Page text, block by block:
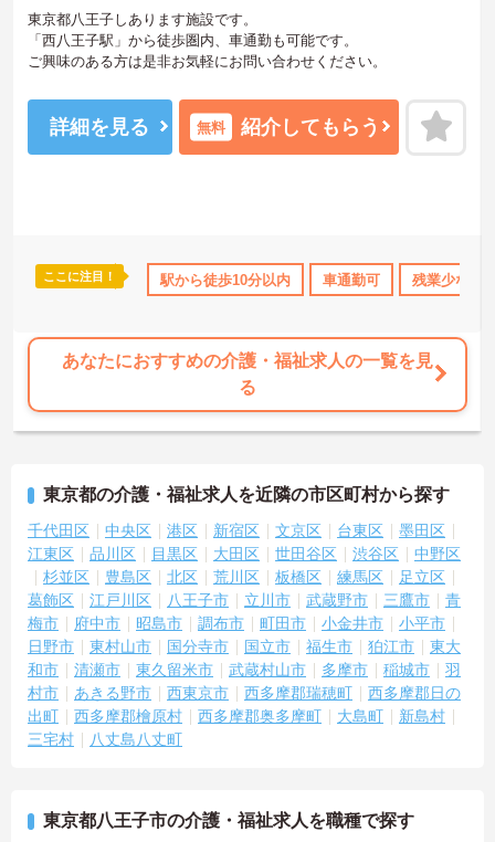
研修制度あり 産休･育休･介護休暇取得実績あり 高収入
東京都八王子しあります施設です。
「西八王子駅」から徒歩圏内、車通勤も可能です。
ご興味のある方は是非お気軽にお問い合わせください。
詳細を見る 無料 紹介してもらう
ここに注目！ 駅から徒歩10分以内 車通勤可 残業少なめ
あなたにおすすめの介護・福祉求人の一覧を見
る
東京都の介護・福祉求人を近隣の市区町村から探す
千代田区 中央区 港区 新宿区 文京区 台東区
墨田区
江東区
品川区 目黒区 大田区 世田谷区 渋谷区
中野区
杉並区
豊島区 北区 荒川区 板橋区 練馬区
足立区
葛飾区
江戸川区 八王子市 立川市 武蔵野市 三鷹市
青
梅市
府中市 昭島市 調布市 町田市 小金井市
小平市
日野市
東村山市 国分寺市 国立市 福生市 狛江市
東大
和市
清瀬市 東久留米市 武蔵村山市 多摩市 稲城市
羽
村市
あきる野市 西東京市 西多摩郡瑞穂町
西多摩郡日の
出町
西多摩郡檜原村 西多摩郡奥多摩町 大島町
新島村
三宅村
八丈島八丈町
東京都八王子市の介護・福祉求人を職種で探す